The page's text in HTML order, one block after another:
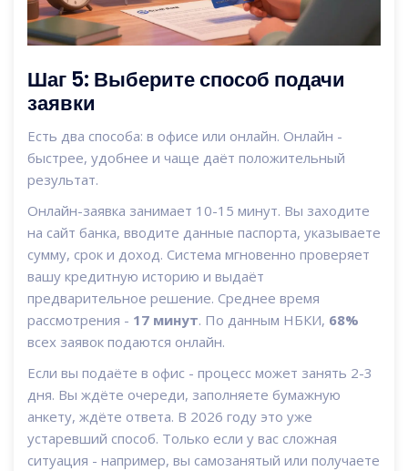
Шаг 5: Выберите способ подачи
заявки
Есть два способа: в офисе или онлайн. Онлайн -
быстрее, удобнее и чаще даёт положительный
результат.
Онлайн-заявка занимает 10-15 минут. Вы заходите
на сайт банка, вводите данные паспорта, указываете
сумму, срок и доход. Система мгновенно проверяет
вашу кредитную историю и выдаёт
предварительное решение. Среднее время
рассмотрения - 17 минут. По данным НБКИ, 68%
всех заявок подаются онлайн.
Если вы подаёте в офис - процесс может занять 2-3
дня. Вы ждёте очереди, заполняете бумажную
анкету, ждёте ответа. В 2026 году это уже
устаревший способ. Только если у вас сложная
ситуация - например, вы самозанятый или получаете